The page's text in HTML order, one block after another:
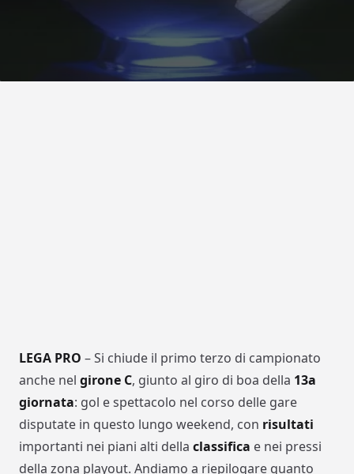
LEGA PRO – Si chiude il primo terzo di campionato
anche nel girone C, giunto al giro di boa della 13a
giornata: gol e spettacolo nel corso delle gare
disputate in questo lungo weekend, con risultati
importanti nei piani alti della classifica e nei pressi
della zona playout. Andiamo a riepilogare quanto